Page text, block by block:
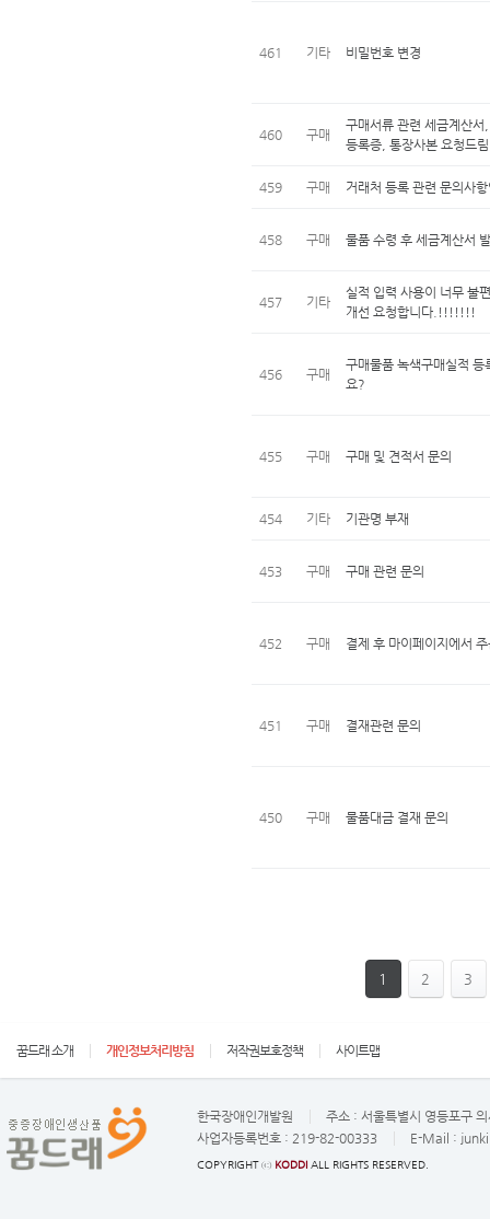
461 기타 비밀번호 변경
460 구매
구매서류 관련 세금계산
등록증, 통장사본 요청드림
459 구매 거래처 등록 관련 문의사
458 구매 물품 수령 후 세금계산서
457 기타
실적 입력 사용이 너무 불
개선 요청합니다.!!!!!!!
456 구매
구매물품 녹색구매실적
요?
455 구매 구매 및 견적서 문의
454 기타 기관명 부재
453 구매 구매 관련 문의
452 구매 결제 후 마이페이지에서
451 구매 결재관련 문의
450 구매 물품대금 결재 문의
1 2 3
꿈드래 소개 개인정보처리방침 저작권보호정책 사이트맵
한국장애인개발원 주소 : 서울특별시 영등포구
사업자등록번호 : 219-82-00333 E-Mail :
COPYRIGHT ⓒ KODDI ALL RIGHTS RESERVED.